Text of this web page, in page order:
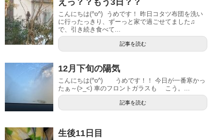
こんにちは(^o^) うめです！ 昨日コタツ布団を洗い
に行ったっきり、ずーっと家で過ごせてました♫
で、引き続き食べて...
記事を読む
12月下旬の陽気
こんにちは(^o^) うめです！！ 今日が一番寒かっ
たぁ～(>_<) 車のフロントガラスも こう。...
記事を読む
生後11日目